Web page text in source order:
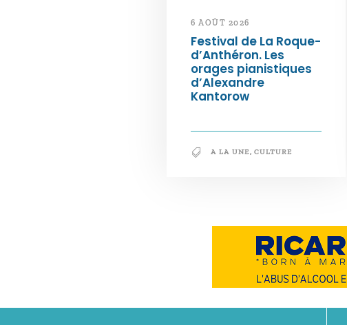
6 AOÛT 2026
Festival de La Roque-
d’Anthéron. Les
orages pianistiques
d’Alexandre
Kantorow
A LA UNE, CULTURE
Notre philosophie